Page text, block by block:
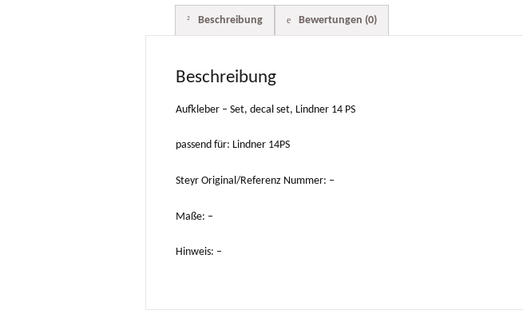
Beschreibung Bewertungen (0)
Beschreibung
Aufkleber – Set, decal set, Lindner 14 PS
passend für: Lindner 14PS
Steyr Original/Referenz Nummer: –
Maße: –
Hinweis: –